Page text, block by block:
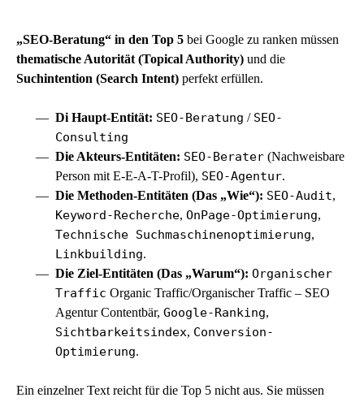
„SEO-Beratung“ in den Top 5 bei Google zu ranken müssen
thematische Autorität (Topical Authority) und die
Suchintention (Search Intent) perfekt erfüllen.
Di Haupt-Entität: SEO-Beratung / SEO-
Consulting
Die Akteurs-Entitäten: SEO-Berater (Nachweisbare
Person mit E-E-A-T-Profil), SEO-Agentur.
Die Methoden-Entitäten (Das „Wie“): SEO-Audit,
Keyword-Recherche, OnPage-Optimierung,
Technische Suchmaschinenoptimierung,
Linkbuilding.
Die Ziel-Entitäten (Das „Warum“): Organischer
Traffic Organic Traffic/Organischer Traffic – SEO
Agentur Contentbär, Google-Ranking,
Sichtbarkeitsindex, Conversion-
Optimierung.
Ein einzelner Text reicht für die Top 5 nicht aus. Sie müssen